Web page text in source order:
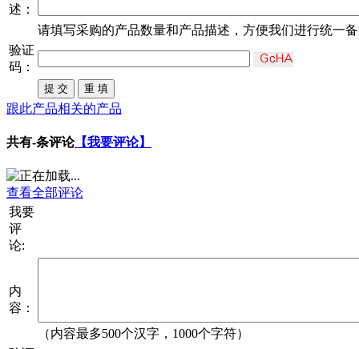
述：
请填写采购的产品数量和产品描述，方便我们进行统一
验证
码：
跟此产品相关的产品
共有-条评论【我要评论】
查看全部评论
我要
评
论:
内
容：
（内容最多500个汉字，1000个字符）